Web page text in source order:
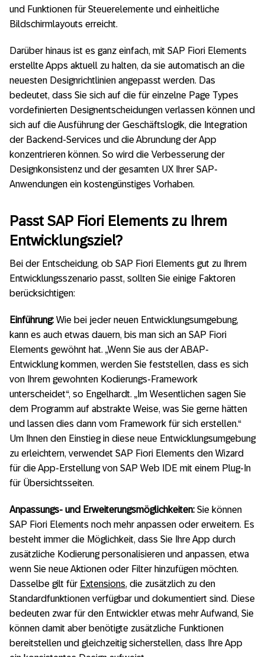
und Funktionen für Steuerelemente und einheitliche
Bildschirmlayouts erreicht.
Darüber hinaus ist es ganz einfach, mit SAP Fiori Elements
erstellte Apps aktuell zu halten, da sie automatisch an die
neuesten Designrichtlinien angepasst werden. Das
bedeutet, dass Sie sich auf die für einzelne Page Types
vordefinierten Designentscheidungen verlassen können und
sich auf die Ausführung der Geschäftslogik, die Integration
der Backend-Services und die Abrundung der App
konzentrieren können. So wird die Verbesserung der
Designkonsistenz und der gesamten UX Ihrer SAP-
Anwendungen ein kostengünstiges Vorhaben.
Passt SAP Fiori Elements zu Ihrem
Entwicklungsziel?
Bei der Entscheidung, ob SAP Fiori Elements gut zu Ihrem
Entwicklungsszenario passt, sollten Sie einige Faktoren
berücksichtigen:
Einführung: Wie bei jeder neuen Entwicklungsumgebung,
kann es auch etwas dauern, bis man sich an SAP Fiori
Elements gewöhnt hat. „Wenn Sie aus der ABAP-
Entwicklung kommen, werden Sie feststellen, dass es sich
von Ihrem gewohnten Kodierungs-Framework
unterscheidet“, so Engelhardt. „Im Wesentlichen sagen Sie
dem Programm auf abstrakte Weise, was Sie gerne hätten
und lassen dies dann vom Framework für sich erstellen.“
Um Ihnen den Einstieg in diese neue Entwicklungsumgebung
zu erleichtern, verwendet SAP Fiori Elements den Wizard
für die App-Erstellung von SAP Web IDE mit einem Plug-In
für Übersichtsseiten.
Anpassungs- und Erweiterungsmöglichkeiten: Sie können
SAP Fiori Elements noch mehr anpassen oder erweitern. Es
besteht immer die Möglichkeit, dass Sie Ihre App durch
zusätzliche Kodierung personalisieren und anpassen, etwa
wenn Sie neue Aktionen oder Filter hinzufügen möchten.
Dasselbe gilt für Extensions, die zusätzlich zu den
Standardfunktionen verfügbar und dokumentiert sind. Diese
bedeuten zwar für den Entwickler etwas mehr Aufwand, Sie
können damit aber benötigte zusätzliche Funktionen
bereitstellen und gleichzeitig sicherstellen, dass Ihre App